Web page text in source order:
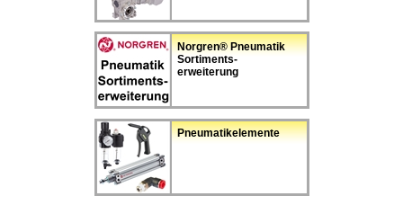
Norgren® Pneumatik
Sortiments-
erweiterung
Pneumatikelemente